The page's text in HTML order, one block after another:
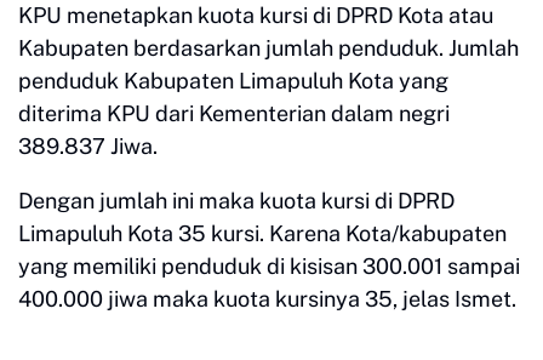
KPU menetapkan kuota kursi di DPRD Kota atau
Kabupaten berdasarkan jumlah penduduk. Jumlah
penduduk Kabupaten Limapuluh Kota yang
diterima KPU dari Kementerian dalam negri
389.837 Jiwa.
Dengan jumlah ini maka kuota kursi di DPRD
Limapuluh Kota 35 kursi. Karena Kota/kabupaten
yang memiliki penduduk di kisisan 300.001 sampai
400.000 jiwa maka kuota kursinya 35, jelas Ismet.